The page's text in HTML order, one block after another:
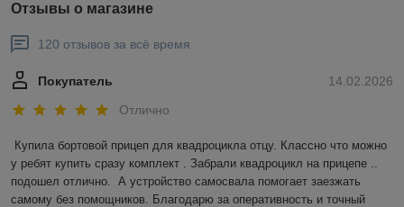
Отзывы о магазине
120 отзывов за всё время
14.02.2026
Покупатель
Отлично
Купила бортовой прицеп для квадроцикла отцу. Классно что можно
у ребят купить сразу комплект . Забрали квадроцикл на прицепе ..
подошел отлично.  А устройство самосвала помогает заезжать
самому без помощников. Благодарю за оперативность и точный